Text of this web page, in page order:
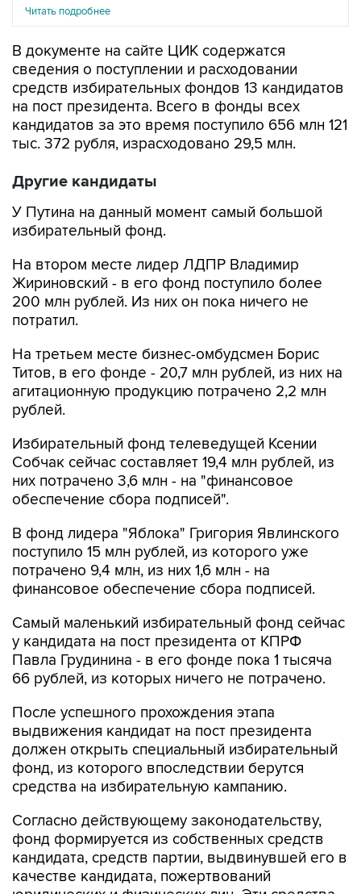
Читать подробнее
В документе на сайте ЦИК содержатся
сведения о поступлении и расходовании
средств избирательных фондов 13 кандидатов
на пост президента. Всего в фонды всех
кандидатов за это время поступило 656 млн 121
тыс. 372 рубля, израсходовано 29,5 млн.
Другие кандидаты
У Путина на данный момент самый большой
избирательный фонд.
На втором месте лидер ЛДПР Владимир
Жириновский - в его фонд поступило более
200 млн рублей. Из них он пока ничего не
потратил.
На третьем месте бизнес-омбудсмен Борис
Титов, в его фонде - 20,7 млн рублей, из них на
агитационную продукцию потрачено 2,2 млн
рублей.
Избирательный фонд телеведущей Ксении
Собчак сейчас составляет 19,4 млн рублей, из
них потрачено 3,6 млн - на "финансовое
обеспечение сбора подписей".
В фонд лидера "Яблока" Григория Явлинского
поступило 15 млн рублей, из которого уже
потрачено 9,4 млн, из них 1,6 млн - на
финансовое обеспечение сбора подписей.
Самый маленький избирательный фонд сейчас
у кандидата на пост президента от КПРФ
Павла Грудинина - в его фонде пока 1 тысяча
66 рублей, из которых ничего не потрачено.
После успешного прохождения этапа
выдвижения кандидат на пост президента
должен открыть специальный избирательный
фонд, из которого впоследствии берутся
средства на избирательную кампанию.
Согласно действующему законодательству,
фонд формируется из собственных средств
кандидата, средств партии, выдвинувшей его в
качестве кандидата, пожертвований